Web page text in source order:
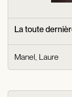
La toute
Manel, Laure